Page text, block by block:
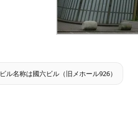
ビル名称は國六ビル（旧メホール926）